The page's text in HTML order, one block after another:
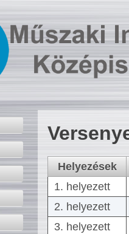
Helyezések
1. helyezett
2. helyezett
3. helyezett